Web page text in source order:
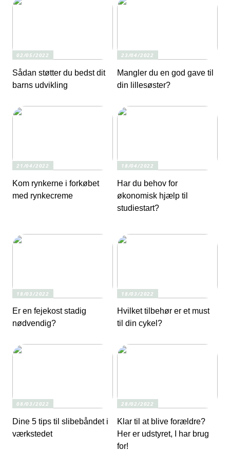
02/05/2022
Sådan støtter du bedst dit
barns udvikling
23/04/2022
Mangler du en god gave til
din lillesøster?
21/04/2022
Kom rynkerne i forkøbet
med rynkecreme
18/04/2022
Har du behov for
økonomisk hjælp til
studiestart?
18/03/2022
Er en fejekost stadig
nødvendig?
18/03/2022
Hvilket tilbehør er et must
til din cykel?
08/03/2022
Dine 5 tips til slibebåndet i
værkstedet
28/02/2022
Klar til at blive forældre?
Her er udstyret, I har brug
for!